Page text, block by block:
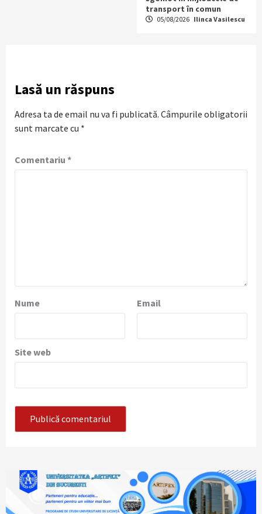
transport în comun
05/08/2026 Ilinca Vasilescu
Lasă un răspuns
Adresa ta de email nu va fi publicată. Câmpurile obligatorii
sunt marcate cu *
Comentariu *
Nume Email
Site web